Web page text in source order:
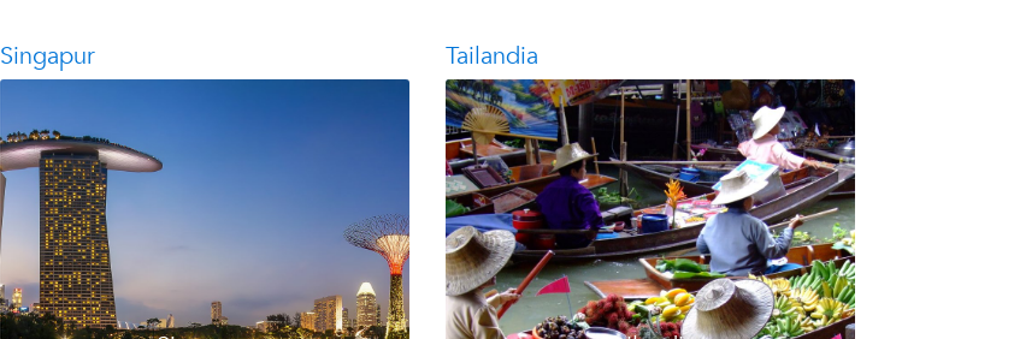
Singapur Tailandia